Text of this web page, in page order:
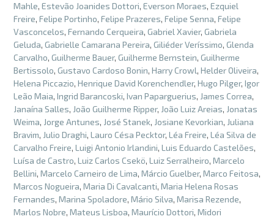
Mahle, Estevão Joanides Dottori, Everson Moraes, Ezquiel
Freire, Felipe Portinho, Felipe Prazeres, Felipe Senna, Felipe
Vasconcelos, Fernando Cerqueira, Gabriel Xavier, Gabriela
Geluda, Gabrielle Camarana Pereira, Giliéder Veríssimo, Glenda
Carvalho, Guilherme Bauer, Guilherme Bernstein, Guilherme
Bertissolo, Gustavo Cardoso Bonin, Harry Crowl, Helder Oliveira,
Helena Piccazio, Henrique David Korenchendler, Hugo Pilger, Igor
Leão Maia, Ingrid Barancoski, Ivan Paparguerius, James Correa,
Janaína Salles, João Guilherme Ripper, João Luiz Areias, Jonatas
Weima, Jorge Antunes, José Stanek, Josiane Kevorkian, Juliana
Bravim, Julio Draghi, Lauro Césa Pecktor, Léa Freire, Léa Silva de
Carvalho Freire, Luigi Antonio Irlandini, Luis Eduardo Castelões,
Luísa de Castro, Luiz Carlos Csekö, Luiz Serralheiro, Marcelo
Bellini, Marcelo Carneiro de Lima, Márcio Guelber, Marco Feitosa,
Marcos Nogueira, Maria Di Cavalcanti, Maria Helena Rosas
Fernandes, Marina Spoladore, Mário Silva, Marisa Rezende,
Marlos Nobre, Mateus Lisboa, Maurício Dottori, Midori